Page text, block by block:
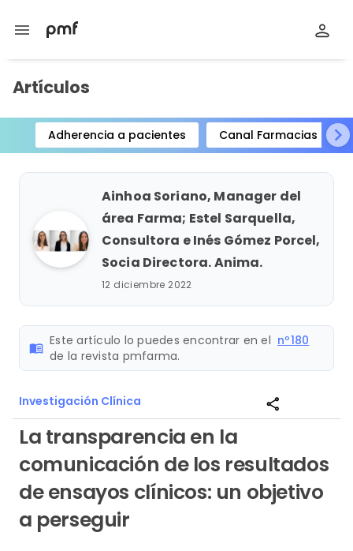
menu
Artículos
Adherencia a pacientes Canal Farmacias
Item
1
Ainhoa Soriano, Manager del
área Farma; Estel Sarquella,
Consultora e Inés Gómez Porcel,
Socia Directora. Anima.
12 diciembre 2022
menu_book Este artículo lo puedes encontrar en el nº180
de la revista pmfarma.
Investigación Clínica share
La transparencia en la
comunicación de los resultados
de ensayos clínicos: un objetivo
a perseguir